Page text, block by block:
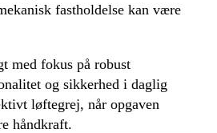
fastholdelse kan være
med fokus på robust
og sikkerhed i daglig
løftegrej, når opgaven
håndkraft.